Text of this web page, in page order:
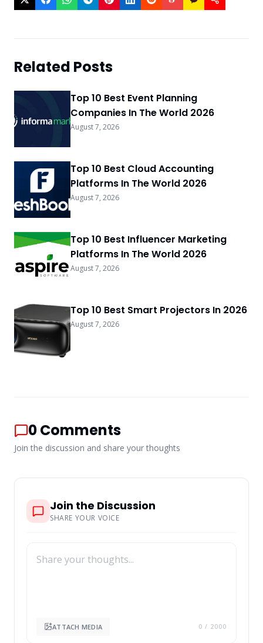
Related Posts
Top 10 Best Event Planning
Companies In The World 2026
August 7, 2026
Top 10 Best Cloud Accounting
Platforms In The World 2026
August 7, 2026
Top 10 Best Influencer Marketing
Platforms In The World 2026
August 7, 2026
Top 10 Best Smart Projectors In 2026
August 7, 2026
0Comments
Join the discussion and share your thoughts
Join the Discussion
SHARE YOUR VOICE
ATTACH MEDIA 0 / 2000